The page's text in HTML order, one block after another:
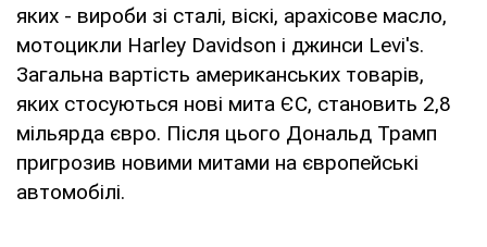
яких - вироби зі сталі, віскі, арахісове масло,
мотоцикли Harley Davidson і джинси Levi's.
Загальна вартість американських товарів,
яких стосуються нові мита ЄС, становить 2,8
мільярда євро. Після цього Дональд Трамп
пригрозив новими митами на європейські
автомобілі.